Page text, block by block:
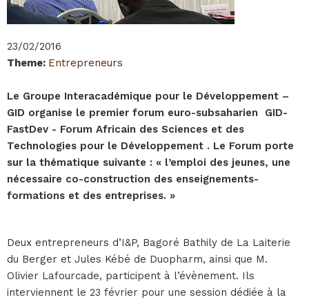
23/02/2016
Theme: Entrepreneurs
Le Groupe Interacadémique pour le Développement –
GID organise le premier forum euro-subsaharien GID-
FastDev - Forum Africain des Sciences et des
Technologies pour le Développement . Le Forum porte
sur la thématique suivante : « l’emploi des jeunes, une
nécessaire co-construction des enseignements-
formations et des entreprises. »
Deux entrepreneurs d’I&P, Bagoré Bathily de La Laiterie
du Berger et Jules Kébé de Duopharm, ainsi que M.
Olivier Lafourcade, participent à l’évènement. Ils
interviennent le 23 février pour une session dédiée à la